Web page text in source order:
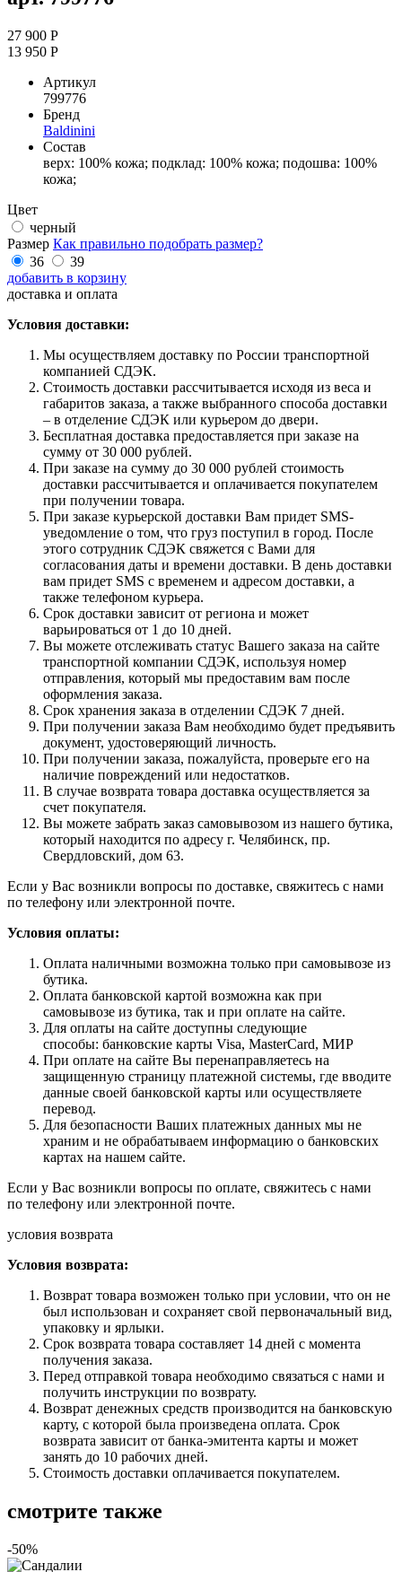
27 900 Р
13 950 Р
Артикул
799776
Бренд
Baldinini
Состав
верх: 100% кожа; подклад: 100% кожа; подошва: 100%
кожа;
Цвет
черный
Размер Как правильно подобрать размер?
36
39
добавить в корзину
доставка и оплата
Условия доставки:
Мы осуществляем доставку по России транспортной
компанией СДЭК.
Стоимость доставки рассчитывается исходя из веса и
габаритов заказа, а также выбранного способа доставки
– в отделение СДЭК или курьером до двери.
Бесплатная доставка предоставляется при заказе на
сумму от 30 000 рублей.
При заказе на сумму до 30 000 рублей стоимость
доставки рассчитывается и оплачивается покупателем
при получении товара.
При заказе курьерской доставки Вам придет SMS-
уведомление о том, что груз поступил в город. После
этого сотрудник СДЭК свяжется с Вами для
согласования даты и времени доставки. В день доставки
вам придет SMS с временем и адресом доставки, а
также телефоном курьера.
Срок доставки зависит от региона и может
варьироваться от 1 до 10 дней.
Вы можете отслеживать статус Вашего заказа на сайте
транспортной компании СДЭК, используя номер
отправления, который мы предоставим вам после
оформления заказа.
Срок хранения заказа в отделении СДЭК 7 дней.
При получении заказа Вам необходимо будет предъявить
документ, удостоверяющий личность.
При получении заказа, пожалуйста, проверьте его на
наличие повреждений или недостатков.
В случае возврата товара доставка осуществляется за
счет покупателя.
Вы можете забрать заказ самовывозом из нашего бутика,
который находится по адресу г. Челябинск, пр.
Свердловский, дом 63.
Если у Вас возникли вопросы по доставке, свяжитесь с нами
по телефону или электронной почте.
Условия оплаты:
Оплата наличными возможна только при самовывозе из
бутика.
Оплата банковской картой возможна как при
самовывозе из бутика, так и при оплате на сайте.
Для оплаты на сайте доступны следующие
способы: банковские карты Visa, MasterCard, МИР
При оплате на сайте Вы перенаправляетесь на
защищенную страницу платежной системы, где вводите
данные своей банковской карты или осуществляете
перевод.
Для безопасности Ваших платежных данных мы не
храним и не обрабатываем информацию о банковских
картах на нашем сайте.
Если у Вас возникли вопросы по оплате, свяжитесь с нами
по телефону или электронной почте.
условия возврата
Условия возврата:
Возврат товара возможен только при условии, что он не
был использован и сохраняет свой первоначальный вид,
упаковку и ярлыки.
Срок возврата товара составляет 14 дней с момента
получения заказа.
Перед отправкой товара необходимо связаться с нами и
получить инструкции по возврату.
Возврат денежных средств производится на банковскую
карту, с которой была произведена оплата. Срок
возврата зависит от банка-эмитента карты и может
занять до 10 рабочих дней.
Стоимость доставки оплачивается покупателем.
смотрите также
-50%